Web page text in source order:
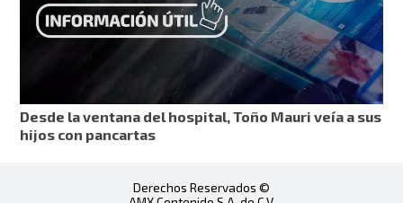
Desde la ventana del hospital, Toño Mauri veía a sus
hijos con pancartas
Derechos Reservados ©